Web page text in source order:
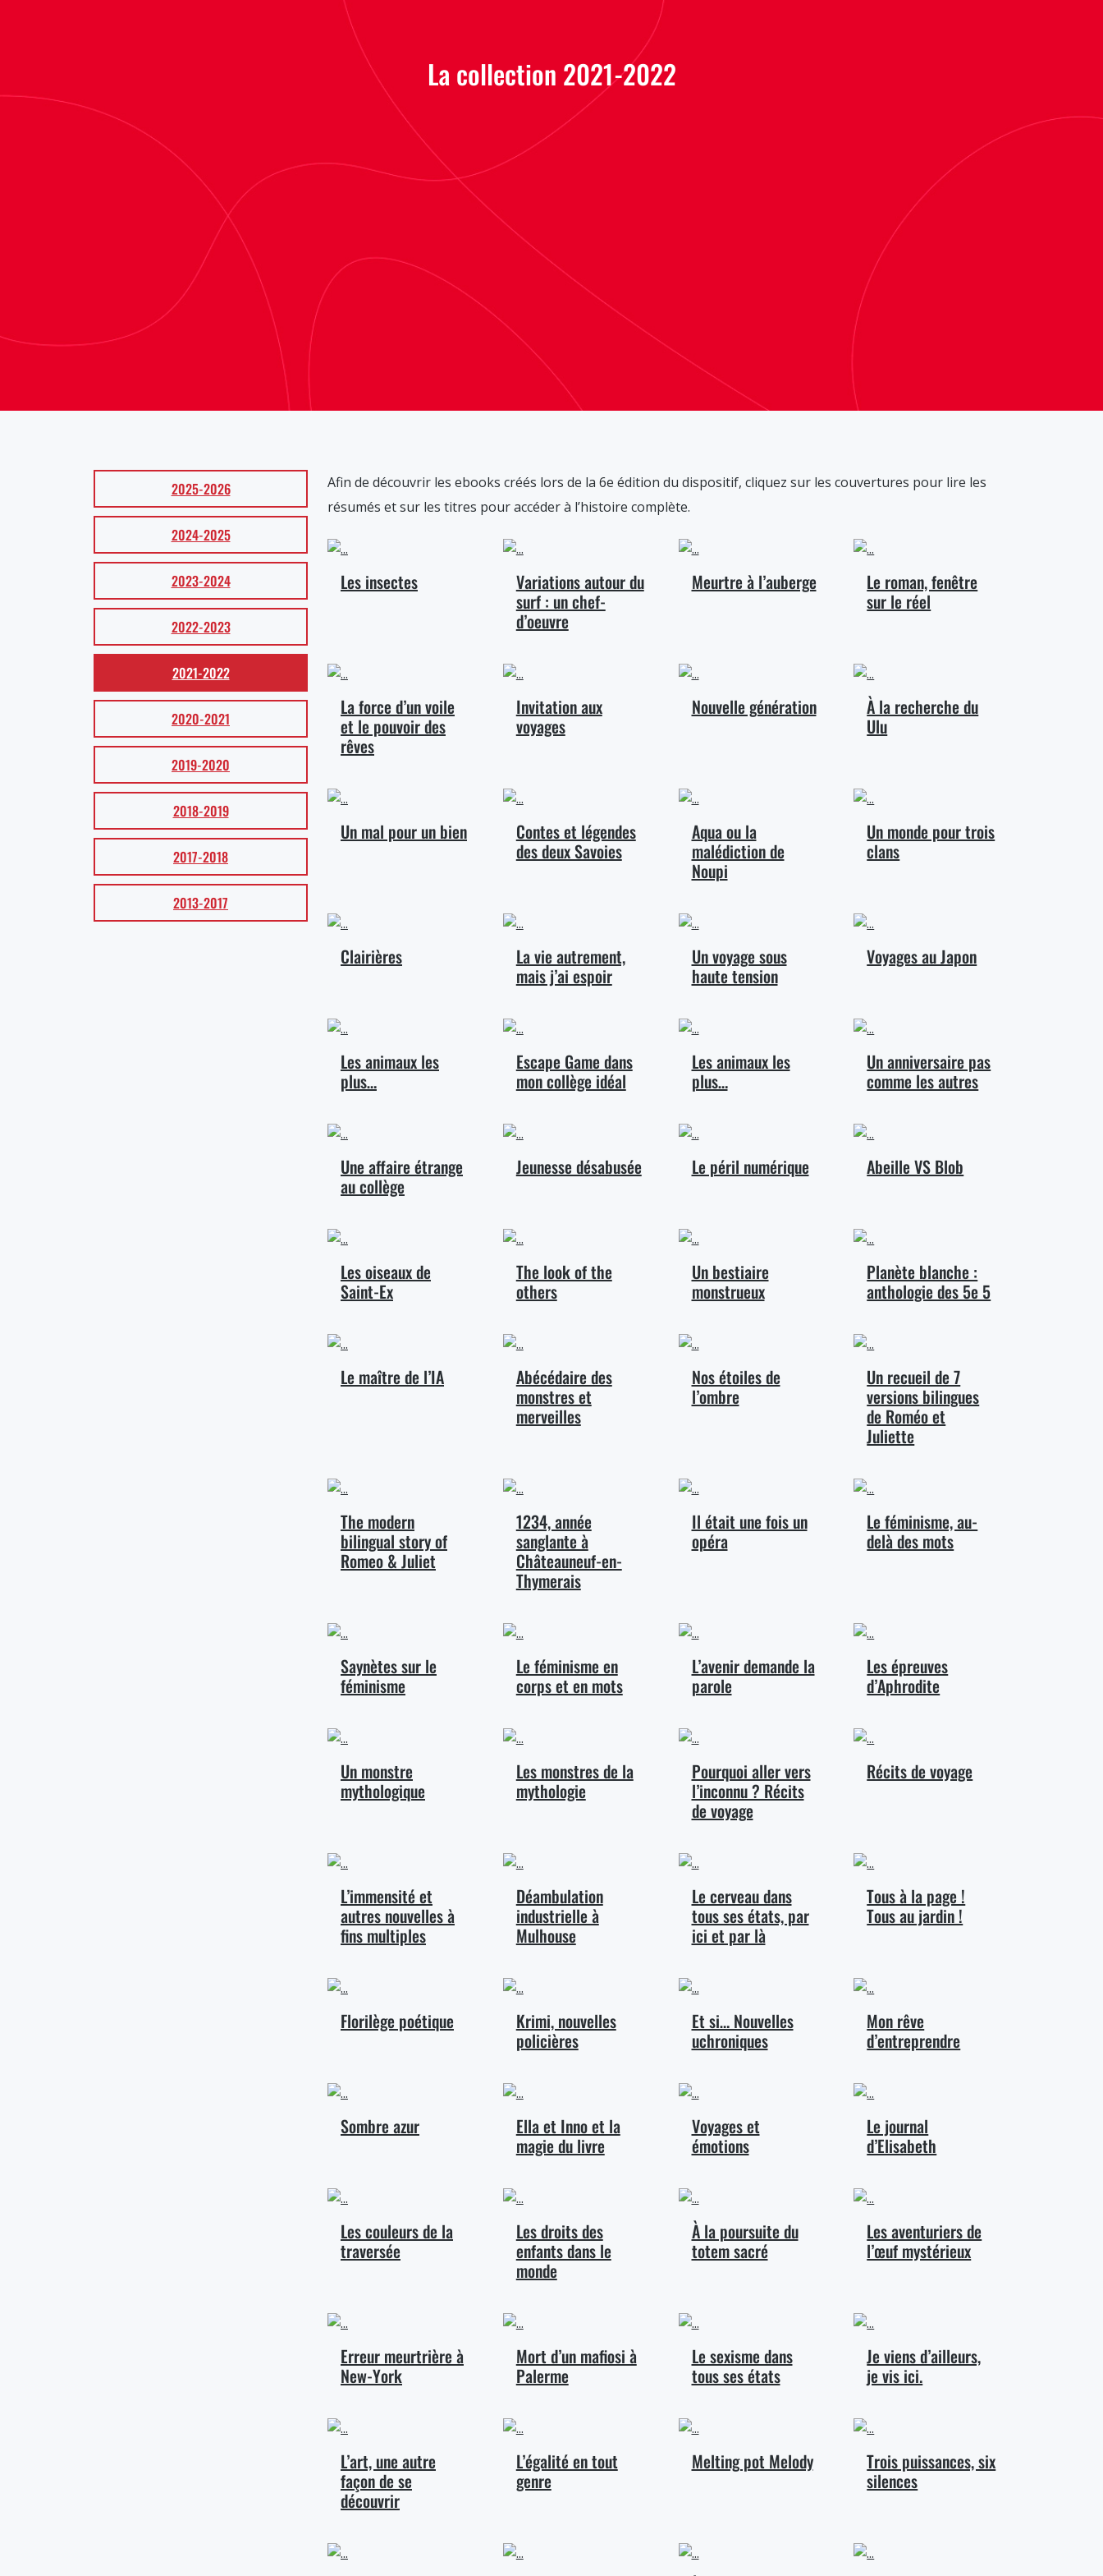
La collection 2021-2022
2025-2026
2024-2025
2023-2024
2022-2023
2021-2022
2020-2021
2019-2020
2018-2019
2017-2018
2013-2017
Afin de découvrir les ebooks créés lors de la 6e édition du dispositif, cliquez sur les couvertures pour lire les
résumés et sur les titres pour accéder à l’histoire complète.
Les insectes
Variations autour du
surf : un chef-
d’oeuvre
Meurtre à l’auberge
Le roman, fenêtre
sur le réel
La force d’un voile
et le pouvoir des
rêves
Invitation aux
voyages
Nouvelle génération
À la recherche du
Ulu
Un mal pour un bien
Contes et légendes
des deux Savoies
Aqua ou la
malédiction de
Noupi
Un monde pour trois
clans
Clairières
La vie autrement,
mais j’ai espoir
Un voyage sous
haute tension
Voyages au Japon
Les animaux les
plus…
Escape Game dans
mon collège idéal
Les animaux les
plus…
Un anniversaire pas
comme les autres
Une affaire étrange
au collège
Jeunesse désabusée Le péril numérique Abeille VS Blob
Les oiseaux de
Saint-Ex
The look of the
others
Un bestiaire
monstrueux
Planète blanche :
anthologie des 5e 5
Le maître de l’IA
Abécédaire des
monstres et
merveilles
Nos étoiles de
l’ombre
Un recueil de 7
versions bilingues
de Roméo et
Juliette
The modern
bilingual story of
Romeo & Juliet
1234, année
sanglante à
Châteauneuf-en-
Thymerais
Il était une fois un
opéra
Le féminisme, au-
delà des mots
Saynètes sur le
féminisme
Le féminisme en
corps et en mots
L’avenir demande la
parole
Les épreuves
d’Aphrodite
Un monstre
mythologique
Les monstres de la
mythologie
Pourquoi aller vers
l’inconnu ? Récits
de voyage
Récits de voyage
L’immensité et
autres nouvelles à
fins multiples
Déambulation
industrielle à
Mulhouse
Le cerveau dans
tous ses états, par
ici et par là
Tous à la page !
Tous au jardin !
Florilège poétique
Krimi, nouvelles
policières
Et si… Nouvelles
uchroniques
Mon rêve
d’entreprendre
Sombre azur
Ella et Inno et la
magie du livre
Voyages et
émotions
Le journal
d’Elisabeth
Les couleurs de la
traversée
Les droits des
enfants dans le
monde
À la poursuite du
totem sacré
Les aventuriers de
l’œuf mystérieux
Erreur meurtrière à
New-York
Mort d’un mafiosi à
Palerme
Le sexisme dans
tous ses états
Je viens d’ailleurs,
je vis ici.
L’art, une autre
façon de se
découvrir
L’égalité en tout
genre
Melting pot Melody
Trois puissances, six
silences